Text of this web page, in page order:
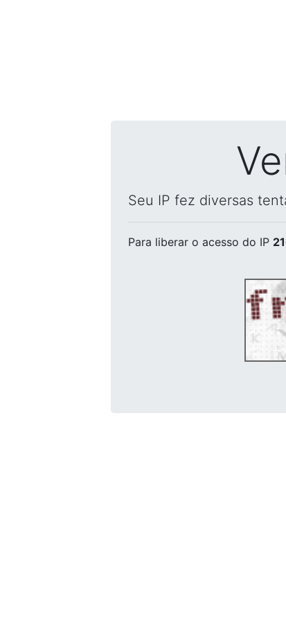
Seu IP fez diversas
Para liberar o acesso do IP